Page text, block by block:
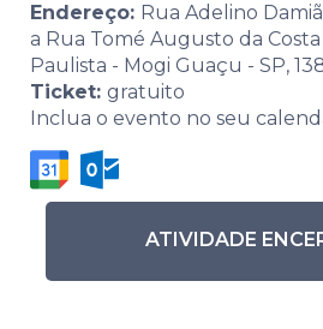
Endereço: Rua Adelino
a Rua Tomé Augusto da Costa
Paulista - Mogi Guaçu - SP,
Ticket: gratuito
Inclua o evento no seu
ATIVIDADE